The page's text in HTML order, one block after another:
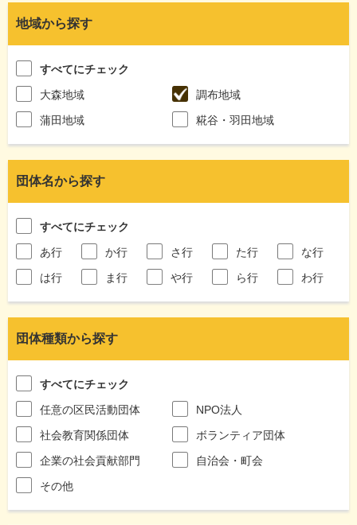
地域から探す
すべてにチェック
大森地域
調布地域
蒲田地域
糀谷・羽田地域
団体名から探す
すべてにチェック
あ行
か行 さ行 た行
な行
は行
ま行 や行 ら行 わ行
団体種類から探す
すべてにチェック
任意の区民活動団体
NPO法人
社会教育関係団体
ボランティア団体
企業の社会貢献部門
自治会・町会
その他